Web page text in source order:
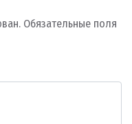
Обязательные поля